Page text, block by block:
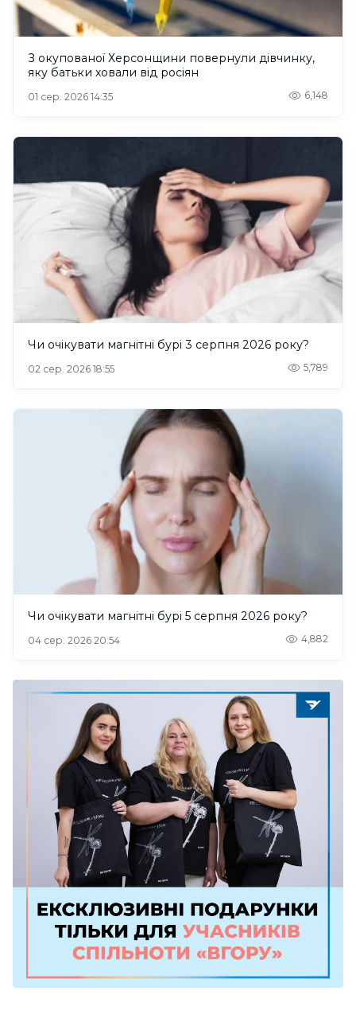
З окупованої Херсонщини повернули дівчинку,
яку батьки ховали від росіян
01 сер. 2026 14:35 6,148
Чи очікувати магнітні бурі 3 серпня 2026 року?
02 сер. 2026 18:55 5,789
Чи очікувати магнітні бурі 5 серпня 2026 року?
04 сер. 2026 20:54 4,882